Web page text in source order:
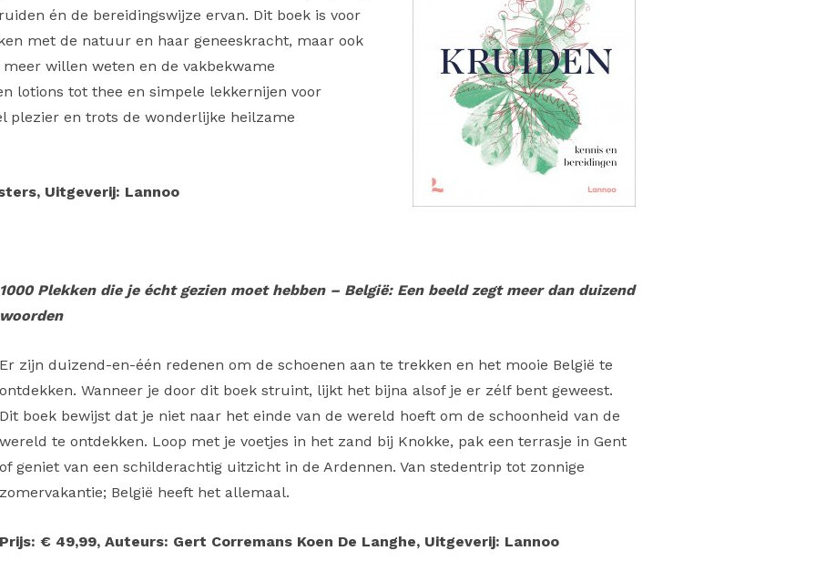
én de bereidingswijze ervan. Dit boek is voor
met de natuur en haar geneeskracht, maar ook
willen weten en de vakbekwame
lotions tot thee en simpele lekkernijen voor
plezier en trots de wonderlijke heilzame
Uitgeverij: Lannoo
1000 Plekken die je écht gezien moet hebben – België: Een beeld zegt meer dan duizend
woorden
Er zijn duizend-en-één redenen om de schoenen aan te trekken en het mooie België te
ontdekken. Wanneer je door dit boek struint, lijkt het bijna alsof je er zélf bent geweest.
Dit boek bewijst dat je niet naar het einde van de wereld hoeft om de schoonheid van de
wereld te ontdekken. Loop met je voetjes in het zand bij Knokke, pak een terrasje in Gent
of geniet van een schilderachtig uitzicht in de Ardennen. Van stedentrip tot zonnige
zomervakantie; België heeft het allemaal.
Prijs: € 49,99, Auteurs: Gert Corremans Koen De Langhe, Uitgeverij: Lannoo